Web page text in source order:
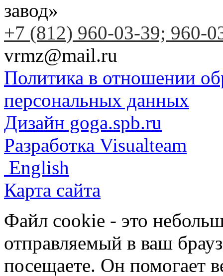
завод»
+7 (812) 960-03-39; 960-
vrmz@mail.ru
Политика в отношении
персональных данных
Дизайн goga.spb.ru
Разработка Visualteam
English
Карта сайта
Файл cookie - это
отправляемый в ваш
посещаете. Он помогает